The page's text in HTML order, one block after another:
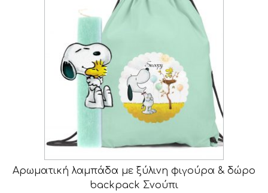
Αρωματική λαμπάδα με ξύλινη φιγούρα & δώρο
backpack Σνούπι